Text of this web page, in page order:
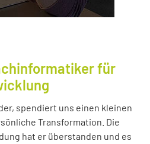
für
spendiert uns einen kleinen
Transformation. Die
hat er überstanden und es